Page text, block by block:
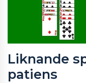
Liknande
patiens